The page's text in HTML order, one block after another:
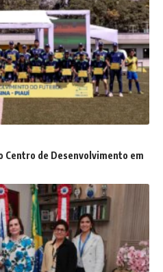
Centro de Desenvolvimento em